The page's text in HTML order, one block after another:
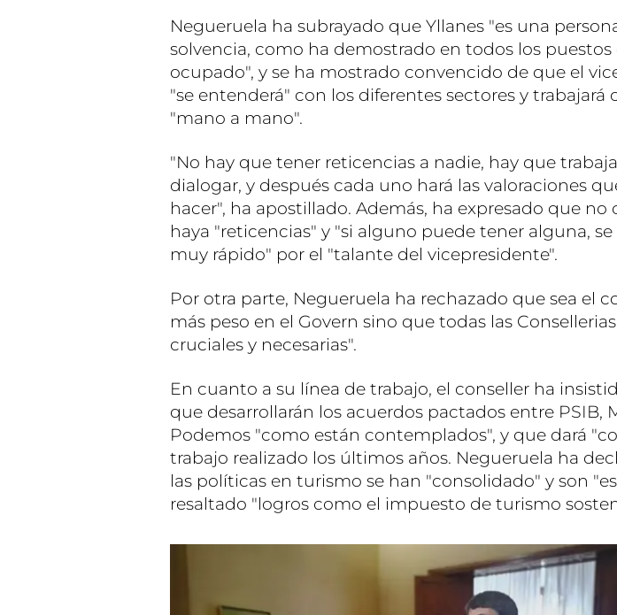
Negueruela ha subrayado que Yllanes "es una
solvencia, como ha demostrado en todos los puestos
ocupado", y se ha mostrado convencido de que el
"se entenderá" con los diferentes sectores y trabajará
"mano a mano".
"No hay que tener reticencias a nadie, hay que
dialogar, y después cada uno hará las valoraciones
hacer", ha apostillado. Además, ha expresado que no
haya "reticencias" y "si alguno puede tener alguna, se
muy rápido" por el "talante del vicepresidente".
Por otra parte, Negueruela ha rechazado que sea el
más peso en el Govern sino que todas las
cruciales y necesarias".
En cuanto a su línea de trabajo, el conseller ha
que desarrollarán los acuerdos pactados entre PSIB,
Podemos "como están contemplados", y que dará
trabajo realizado los últimos años. Negueruela ha
las políticas en turismo se han "consolidado" y son
resaltado "logros como el impuesto de turismo